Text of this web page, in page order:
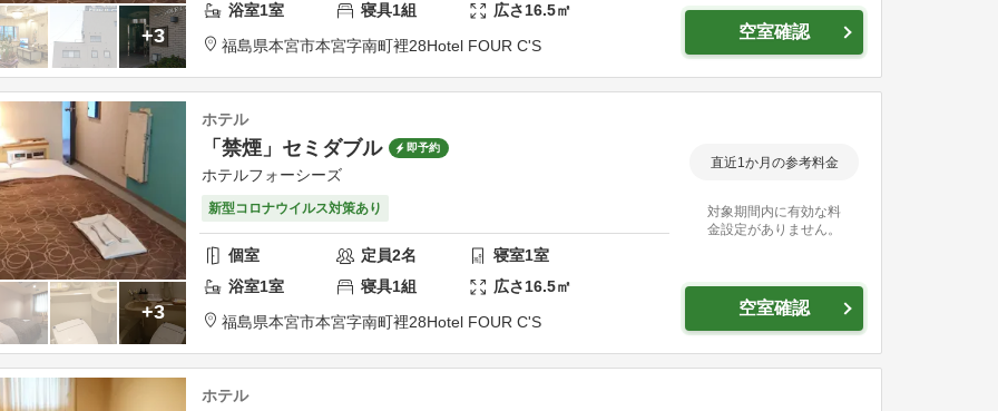
+3
浴室1室 寝具1組 広さ16.5㎡
福島県本宮市本宮字南町裡28Hotel FOUR C'S
空室確認
+3
ホテル
「禁煙」セミダブル 即予約
ホテルフォーシーズ
新型コロナウイルス対策あり
個室 定員2名 寝室1室
浴室1室 寝具1組 広さ16.5㎡
福島県本宮市本宮字南町裡28Hotel FOUR C'S
直近1か月の参考料金
対象期間内に有効な料
金設定がありません。
空室確認
ホテル